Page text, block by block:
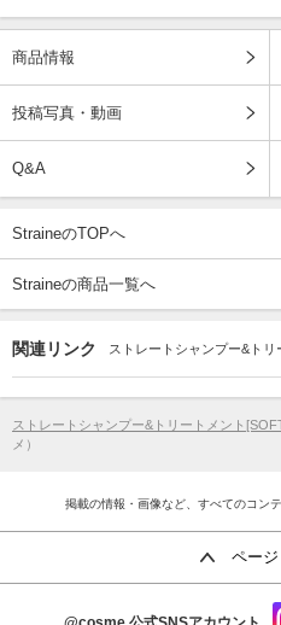
商品情報
投稿写真・動画
Q&A
StraineのTOPへ
Straineの商品一覧へ
関連リンク ストレートシャンプー&ト
ストレートシャンプー&トリートメント
メ）
掲載の情報・画像など、すべてのコン
ペー